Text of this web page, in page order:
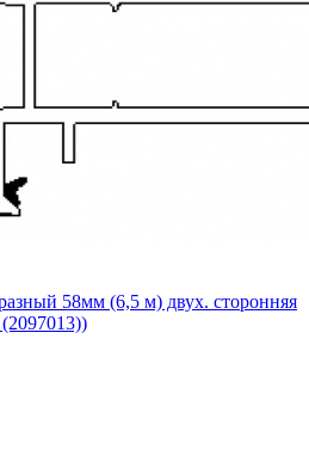
58мм (6,5 м) двух. сторонняя